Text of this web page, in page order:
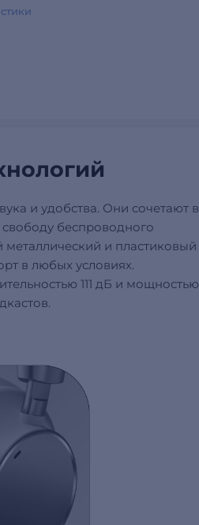
и удобства. Они сочетают в
беспроводного
и пластиковый
в любых условиях.
111 дБ и мощностью